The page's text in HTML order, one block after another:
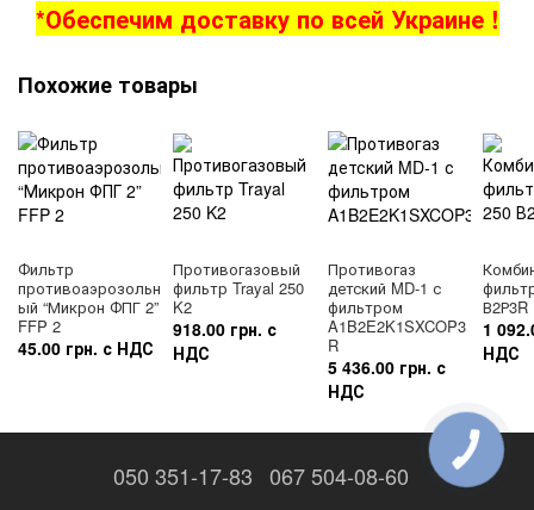
*Обеспечим доставку по всей Украине !
Похожие товары
Фильтр
противоаэрозольн
ый “Микрон ФПГ 2”
FFP 2
45.00 грн. с НДС
Противогазовый
фильтр Trayal 250
K2
918.00 грн. с
НДС
Противогаз
детский MD-1 с
фильтром
A1B2E2K1SXCOP3
R
5 436.00 грн. с
НДС
В2Р3R
1
НДС
050 351-17-83 067 504-08-60
КНОПКА
ЗВ'ЯЗКУ